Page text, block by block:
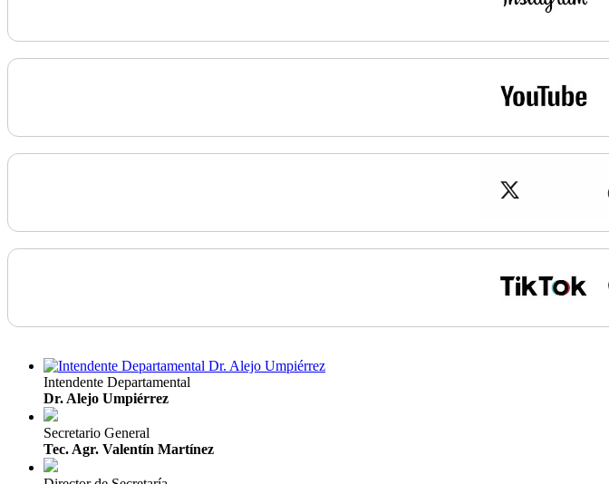
Intendente Departamental
Dr. Alejo Umpiérrez
Secretario General
Tec. Agr. Valentín Martínez